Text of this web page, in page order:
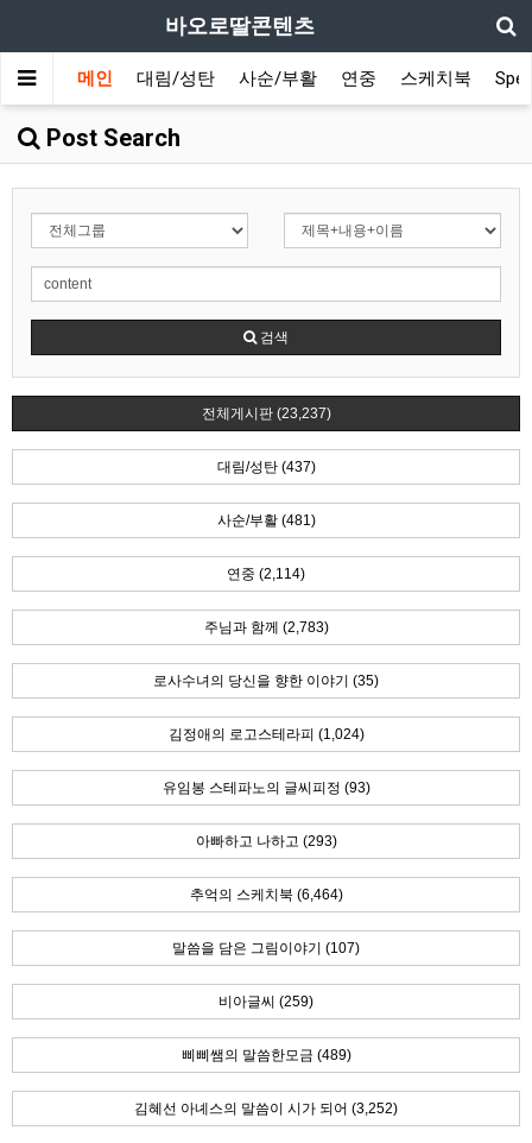
바오로딸콘텐츠
메인 대림/성탄 사순/부활 연중 스케치북
Post Search
검색
전체게시판 (23,237)
대림/성탄 (437)
사순/부활 (481)
연중 (2,114)
주님과 함께 (2,783)
로사수녀의 당신을 향한 이야기 (35)
김정애의 로고스테라피 (1,024)
유임봉 스테파노의 글씨피정 (93)
아빠하고 나하고 (293)
추억의 스케치북 (6,464)
말씀을 담은 그림이야기 (107)
비아글씨 (259)
삐삐쌤의 말씀한모금 (489)
김혜선 아녜스의 말씀이 시가 되어 (3,252)